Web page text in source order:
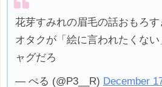
花芽すみれの眉毛の話おもろす
オタクが「絵に言われたくな
ャグだろ
— ぺる (@P3__R) December